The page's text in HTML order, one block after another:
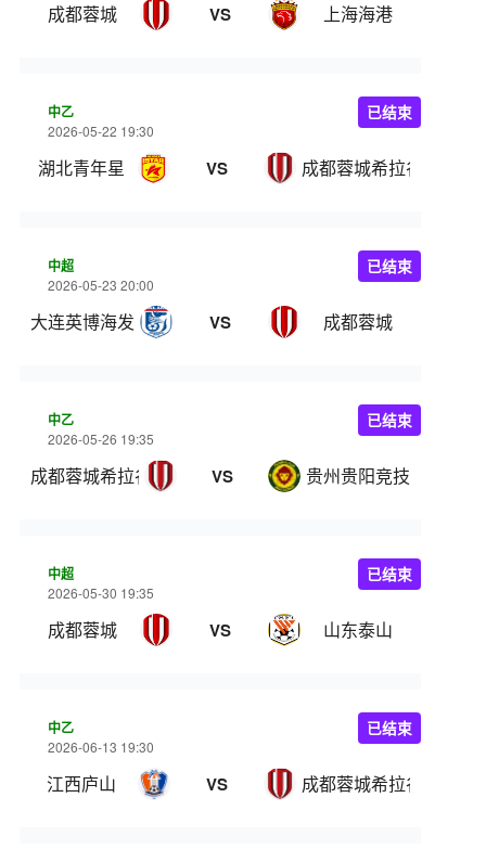
成都蓉城 VS 上海海港
中乙
2026-05-22 19:30
湖北青年星 VS 成都蓉城希拉谷
已结束
中超
2026-05-23 20:00
大连英博海发 VS 成都蓉城
已结束
中乙
2026-05-26 19:35
成都蓉城希拉谷 VS 贵州贵阳竞技
已结束
中超
2026-05-30 19:35
成都蓉城 VS 山东泰山
已结束
中乙
2026-06-13 19:30
江西庐山 VS 成都蓉城希拉谷
已结束